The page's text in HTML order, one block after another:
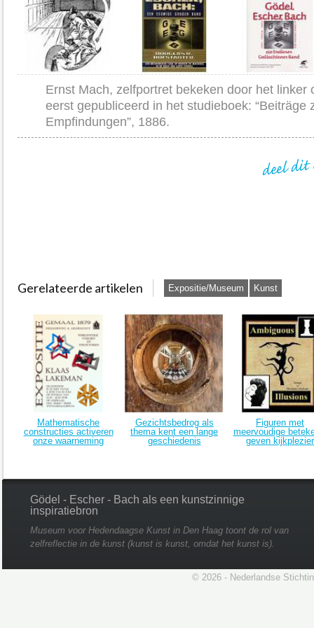
Ernst Mach, zelfportret bekeken door het linker
eerst gepubliceerd in het studieboek: “Beiträge
Empfindungen”, 1886.
Gerelateerde artikelen Expositie/Museum Kunst
Mathematische
constructies activeren
onze waarneming
Gezichtsbedrog als
thema kent een lange
geschiedenis
Figuren met
meervoudige
geven kijkplezier
Gödel - Escher - Bach als een kunstzinnige
inspiratiebron
Museum voor Hedendaagse Kunst in Den Haag toont de rol van
zelfreflectie in de kunst (kunst is kunst, omdat het kunst is).
© 2026 - Nederlandse